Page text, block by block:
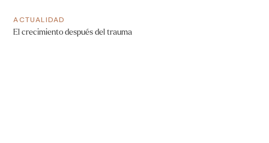
ACTUALIDAD
El crecimiento después del trauma